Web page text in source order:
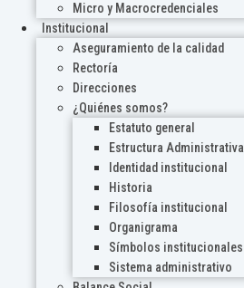
Micro y Macrocredenciales
Institucional
Aseguramiento de la calidad
Rectoría
Direcciones
¿Quiénes somos?
Estatuto general
Estructura Administrativa
Identidad institucional
Historia
Filosofía institucional
Organigrama
Símbolos institucionales
Sistema administrativo